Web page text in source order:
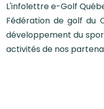
L'infolettre e-Golf
Fédération de golf du
développement du
activités de nos